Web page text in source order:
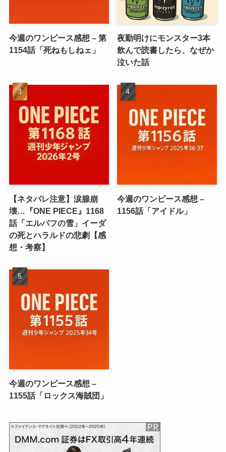
今週のワンピース感想 – 第
1154話「死ねもしねェ」
夜勤明けにモンスター3本
飲んで読書したら、なぜか
泣いた話
【ネタバレ注意】涙腺崩
壊…『ONE PIECE』1168
話「エルバフの雪」イーダ
の死とハラルドの悲劇【感
想・考察】
今週のワンピース感想 –
1156話「アイドル」
今週のワンピース感想 –
1155話「ロックス海賊団」